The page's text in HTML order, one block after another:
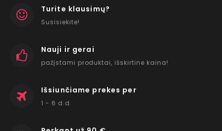
Turite klausimų?
Susisiekite!
Nauji ir gerai
pažįstami produktai, išskirtine kaina!
Išsiunčiame prekes per
1 - 6 d.d.